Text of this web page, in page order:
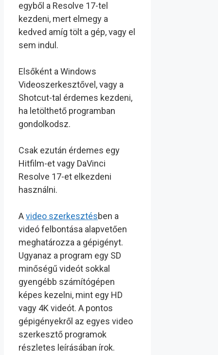
egyből a Resolve 17-tel
kezdeni, mert elmegy a
kedved amíg tölt a gép, vagy el
sem indul.
Elsőként a Windows
Videoszerkesztővel, vagy a
Shotcut-tal érdemes kezdeni,
ha letölthető programban
gondolkodsz.
Csak ezután érdemes egy
Hitfilm-et vagy DaVinci
Resolve 17-et elkezdeni
használni.
Avideo szerkesztésben a
videó felbontása alapvetően
meghatározza a gépigényt.
Ugyanaz a program egy SD
minőségű videót sokkal
gyengébb számítógépen
képes kezelni, mint egy HD
vagy 4K videót. A pontos
gépigényekről az egyes video
szerkesztő programok
részletes leírásában írok.